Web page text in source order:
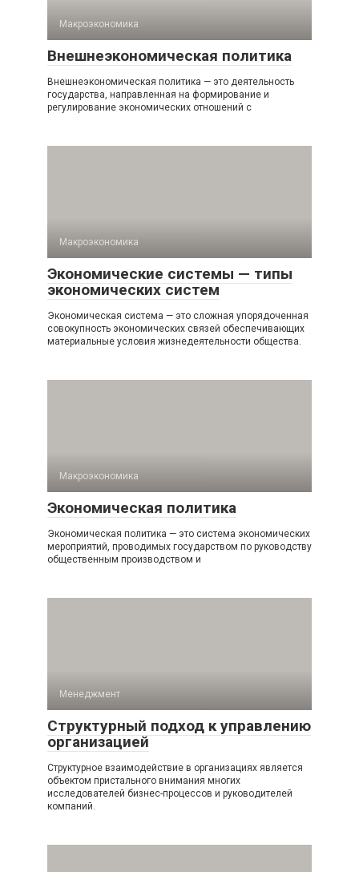
Макроэкономика
Внешнеэкономическая политика
Внешнеэкономическая политика — это деятельность
государства, направленная на формирование и
регулирование экономических отношений с
Макроэкономика
Экономические системы — типы
экономических систем
Экономическая система — это сложная упорядоченная
совокупность экономических связей обеспечивающих
материальные условия жизнедеятельности общества.
Макроэкономика
Экономическая политика
Экономическая политика — это система экономических
мероприятий, проводимых государством по руководству
общественным производством и
Менеджмент
Структурный подход к управлению
организацией
Структурное взаимодействие в организациях является
объектом пристального внимания многих
исследователей бизнес-процессов и руководителей
компаний.